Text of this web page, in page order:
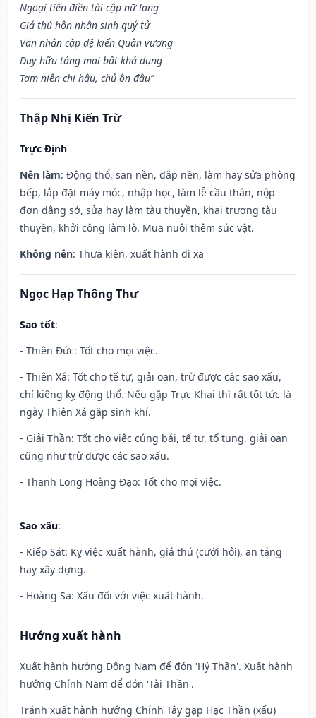
Ngoại tiến điền tài cập nữ lang
Giá thú hôn nhân sinh quý tử
Văn nhân cập đệ kiến Quân vương
Duy hữu táng mai bất khả dụng
Tam niên chi hậu, chủ ôn đậu”
Thập Nhị Kiến Trừ
Trực Định
Nên làm: Động thổ, san nền, đắp nền, làm hay sửa phòng
bếp, lắp đặt máy móc, nhập học, làm lễ cầu thân, nộp
đơn dâng sớ, sửa hay làm tàu thuyền, khai trương tàu
thuyền, khởi công làm lò. Mua nuôi thêm súc vật.
Không nên: Thưa kiện, xuất hành đi xa
Ngọc Hạp Thông Thư
Sao tốt:
- Thiên Đức: Tốt cho mọi việc.
- Thiên Xá: Tốt cho tế tự, giải oan, trừ được các sao xấu,
chỉ kiêng kỵ động thổ. Nếu gặp Trực Khai thì rất tốt tức là
ngày Thiên Xá gặp sinh khí.
- Giải Thần: Tốt cho việc cúng bái, tế tự, tố tụng, giải oan
cũng như trừ được các sao xấu.
- Thanh Long Hoàng Đạo: Tốt cho mọi việc.
Sao xấu:
- Kiếp Sát: Kỵ việc xuất hành, giá thú (cưới hỏi), an táng
hay xây dựng.
- Hoàng Sa: Xấu đối với việc xuất hành.
Hướng xuất hành
Xuất hành hướng Đông Nam để đón 'Hỷ Thần'. Xuất hành
hướng Chính Nam để đón 'Tài Thần'.
Tránh xuất hành hướng Chính Tây gặp Hạc Thần (xấu)